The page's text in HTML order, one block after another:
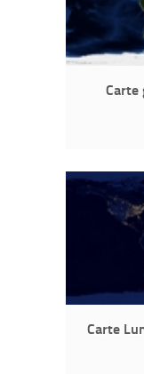
Carte
Carte